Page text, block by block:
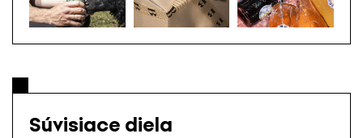
Súvisiace diela